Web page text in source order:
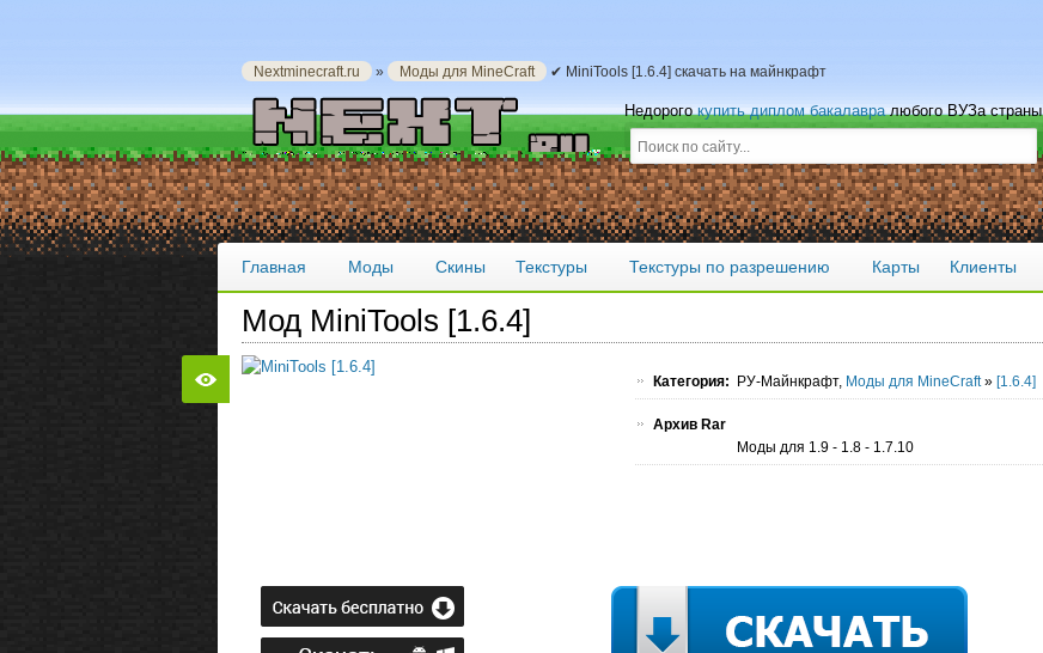
Nextminecraft.ru » Моды для MineCraft ✔ MiniTools [1.6.4] скачать на майнкрафт
Недорогокупить диплом бакалавралюбого ВУЗа страны
Главная Моды Скины Текстуры Текстуры по разрешению Карты Клиенты
Мод MiniTools [1.6.4]
Категория: РУ-Майнкрафт, Моды для MineCraft» [1.6.4]
Архив Rar
Моды для 1.9 - 1.8 - 1.7.10